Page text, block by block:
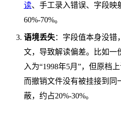
读、手工录入错误、字段映
60%-70%。
语境丢失：字段值本身没错
文，导致解读偏差。比如一
入为“1998年5月”，但原档
而撤销文件没有被挂接到同
蔽，约占20%-30%。